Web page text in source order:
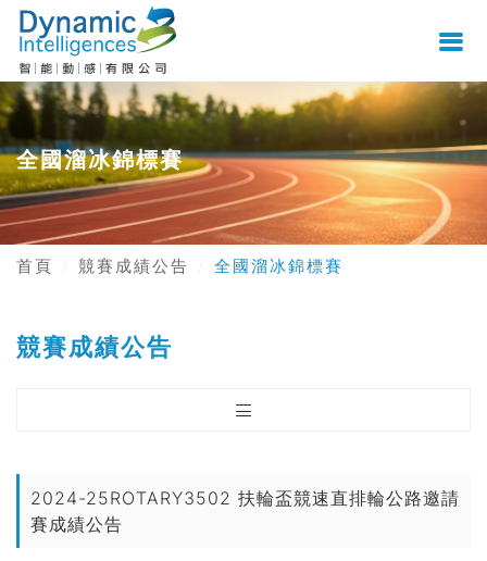
全國溜冰錦標賽
首頁 競賽成績公告 全國溜冰錦標賽
競賽成績公告
2024-25ROTARY3502 扶輪盃競速直排輪公路邀請
賽成績公告